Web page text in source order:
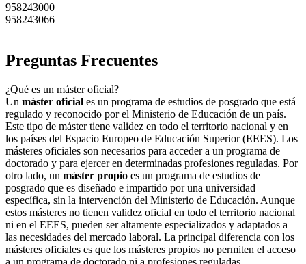
958243000
958243066
Preguntas Frecuentes
¿Qué es un máster oficial?
Un máster oficial es un programa de estudios de posgrado que está
regulado y reconocido por el Ministerio de Educación de un país.
Este tipo de máster tiene validez en todo el territorio nacional y en
los países del Espacio Europeo de Educación Superior (EEES). Los
másteres oficiales son necesarios para acceder a un programa de
doctorado y para ejercer en determinadas profesiones reguladas. Por
otro lado, un máster propio es un programa de estudios de
posgrado que es diseñado e impartido por una universidad
específica, sin la intervención del Ministerio de Educación. Aunque
estos másteres no tienen validez oficial en todo el territorio nacional
ni en el EEES, pueden ser altamente especializados y adaptados a
las necesidades del mercado laboral. La principal diferencia con los
másteres oficiales es que los másteres propios no permiten el acceso